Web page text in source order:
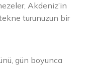
Akdeniz’in
turunuzun bir
gün boyunca